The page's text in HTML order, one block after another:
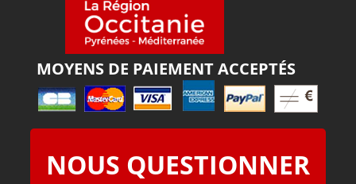
MOYENS DE PAIEMENT ACCEPTÉS
NOUS QUESTIONNER